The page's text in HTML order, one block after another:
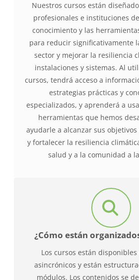
Nuestros cursos están
profesionales e instituciones
conocimiento y las
para reducir significativamente
sector y mejorar la resiliencia
instalaciones y sistemas. Al
cursos, tendrá acceso a
estrategias prácticas y
especializados, y aprenderá a
herramientas que hemos
ayudarle a alcanzar sus
y fortalecer la resiliencia
salud y a la comunidad a
¿Cómo están
Los cursos están
asincrónicos y están
módulos. Los contenidos se